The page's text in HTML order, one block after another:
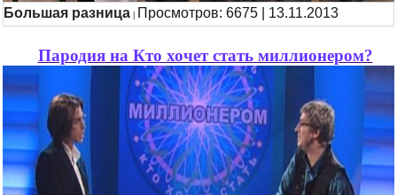
Большая разница Просмотров: 6675 | 13.11.2013
Пародия на Кто хочет стать миллионером?